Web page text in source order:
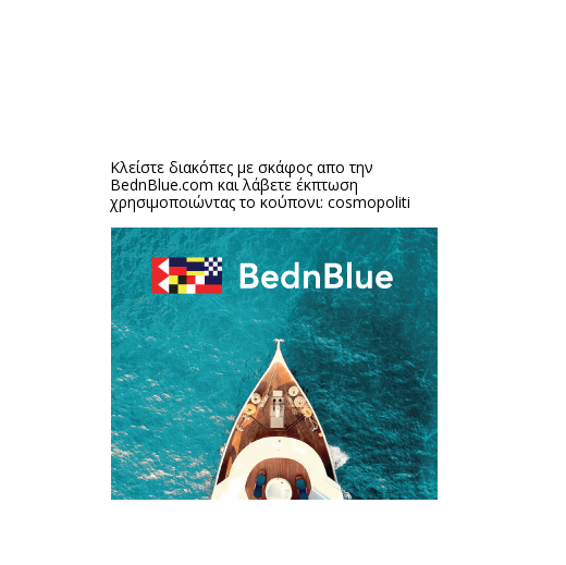
Κλείστε διακόπες με σκάφος απο την
BednBlue.com και λάβετε έκπτωση
χρησιμοποιώντας το κούπονι: cosmopoliti